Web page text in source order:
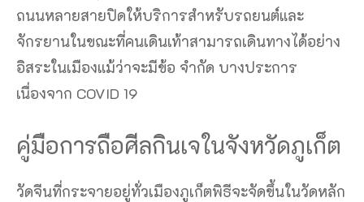
ถนนหลายสายปิดให้บริการสำหรับรถยนต์และ
จักรยานในขณะที่คนเดินเท้าสามารถเดินทางได้อย่าง
อิสระในเมืองแม้ว่าจะมีข้อ จำกัด บางประการ
เนื่องจาก COVID 19
คู่มือการถือศีลกินเจในจังหวัดภูเก็ต
วัดจีนที่กระจายอยู่ทั่วเมืองภูเก็ตพิธีจะจัดขึ้นในวัดหลัก